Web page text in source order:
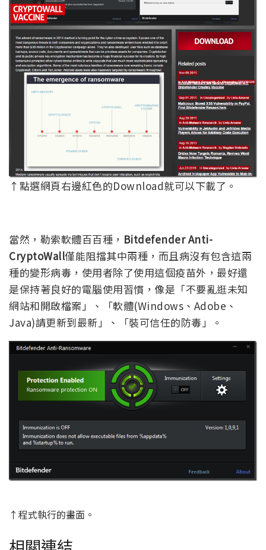
↑點選網頁右邊紅色的Download就可以下載了。
當然，勒索軟體百百種， Bitdefender Anti-
CryptoWall僅能阻擋其中兩種，而且病沒有包含這兩
種的變形病毒，使用者除了使用這個疫苗外，最好還
是保持著良好的電腦使用習慣，像是「不要亂逛未知
網站和開啟檔案」、「軟體(Windows、Adobe、
Java)請更新到最新」、「裝可信任的防毒」。
↑程式執行的畫面。